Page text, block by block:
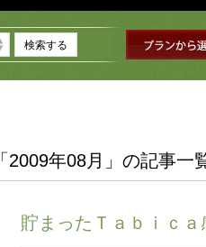
検索する
「2009年08月」の記事一
貯まったＴａｂｉｃ